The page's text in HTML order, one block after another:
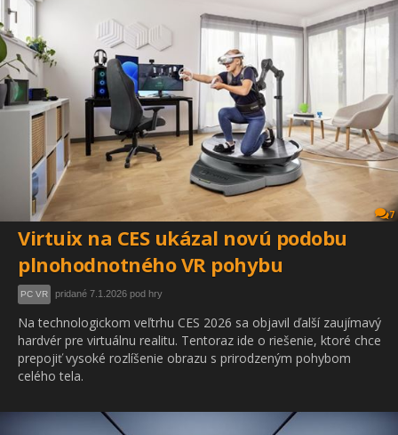
7
Virtuix na CES ukázal novú podobu
plnohodnotného VR pohybu
PC VR pridané 7.1.2026 pod hry
Na technologickom veľtrhu CES 2026 sa objavil ďalší zaujímavý
hardvér pre virtuálnu realitu. Tentoraz ide o riešenie, ktoré chce
prepojiť vysoké rozlíšenie obrazu s prirodzeným pohybom
celého tela.